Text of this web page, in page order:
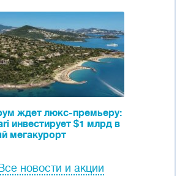
ждет люкс-премьеру:
инвестирует $1 млрд в
мегакурорт
Все новости и акции